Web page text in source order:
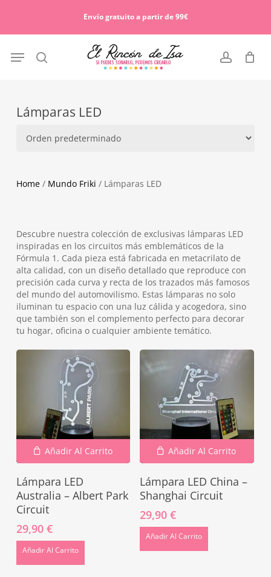
Envío gratuito a partir de 99€
search account
Menu
Cart
Lámparas LED
Home/ Mundo Friki / Lámparas LED
Descubre nuestra colección de exclusivas lámparas LED
inspiradas en los circuitos más emblemáticos de la
Fórmula 1. Cada pieza está fabricada en metacrilato de
alta calidad, con un diseño detallado que reproduce con
precisión cada curva y recta de los trazados más famosos
del mundo del automovilismo. Estas lámparas no solo
iluminan tu espacio con una luz cálida y acogedora, sino
que también son el complemento perfecto para decorar
tu hogar, oficina o cualquier ambiente temático.
Añadir Al Carrito
Lámpara LED
Australia – Albert Park
Circuit
29,90 €
Añadir Al Carrito
Añadir Al Carrito
Lámpara LED China –
Shanghai Circuit
29,90€
Añadir Al Carrito